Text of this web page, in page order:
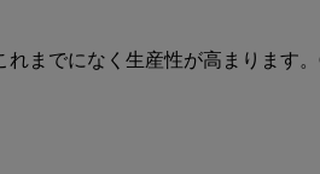
れまでになく生産性が高まります